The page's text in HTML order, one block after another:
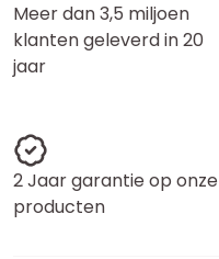
Meer dan 3,5 miljoen
klanten geleverd in 20
jaar
2 Jaar garantie op onze
producten